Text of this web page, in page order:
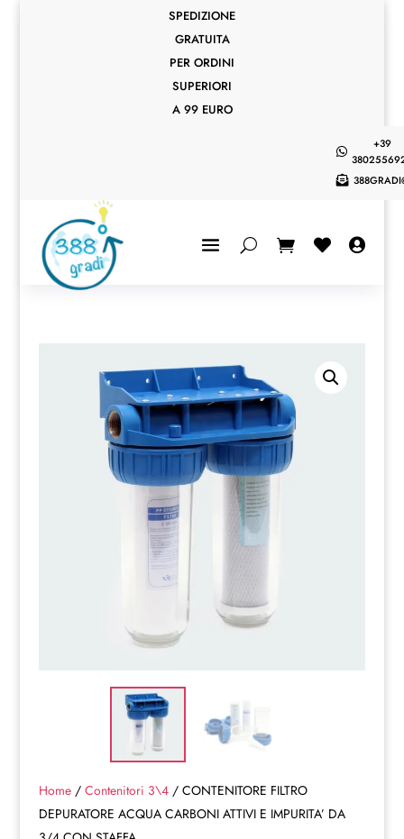
SPEDIZIONE
GRATUITA
PER ORDINI
SUPERIORI
A 99 EURO

+39

 
Home/ Contenitori 3\4/ CONTENITORE FILTRO
DEPURATORE ACQUA CARBONI ATTIVI E IMPURITA’ DA